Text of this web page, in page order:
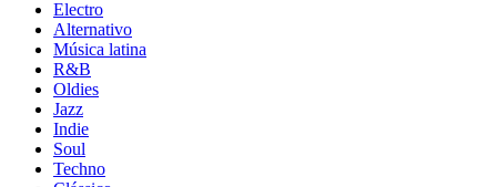
Electro
Alternativo
Música latina
R&B
Oldies
Jazz
Indie
Soul
Techno